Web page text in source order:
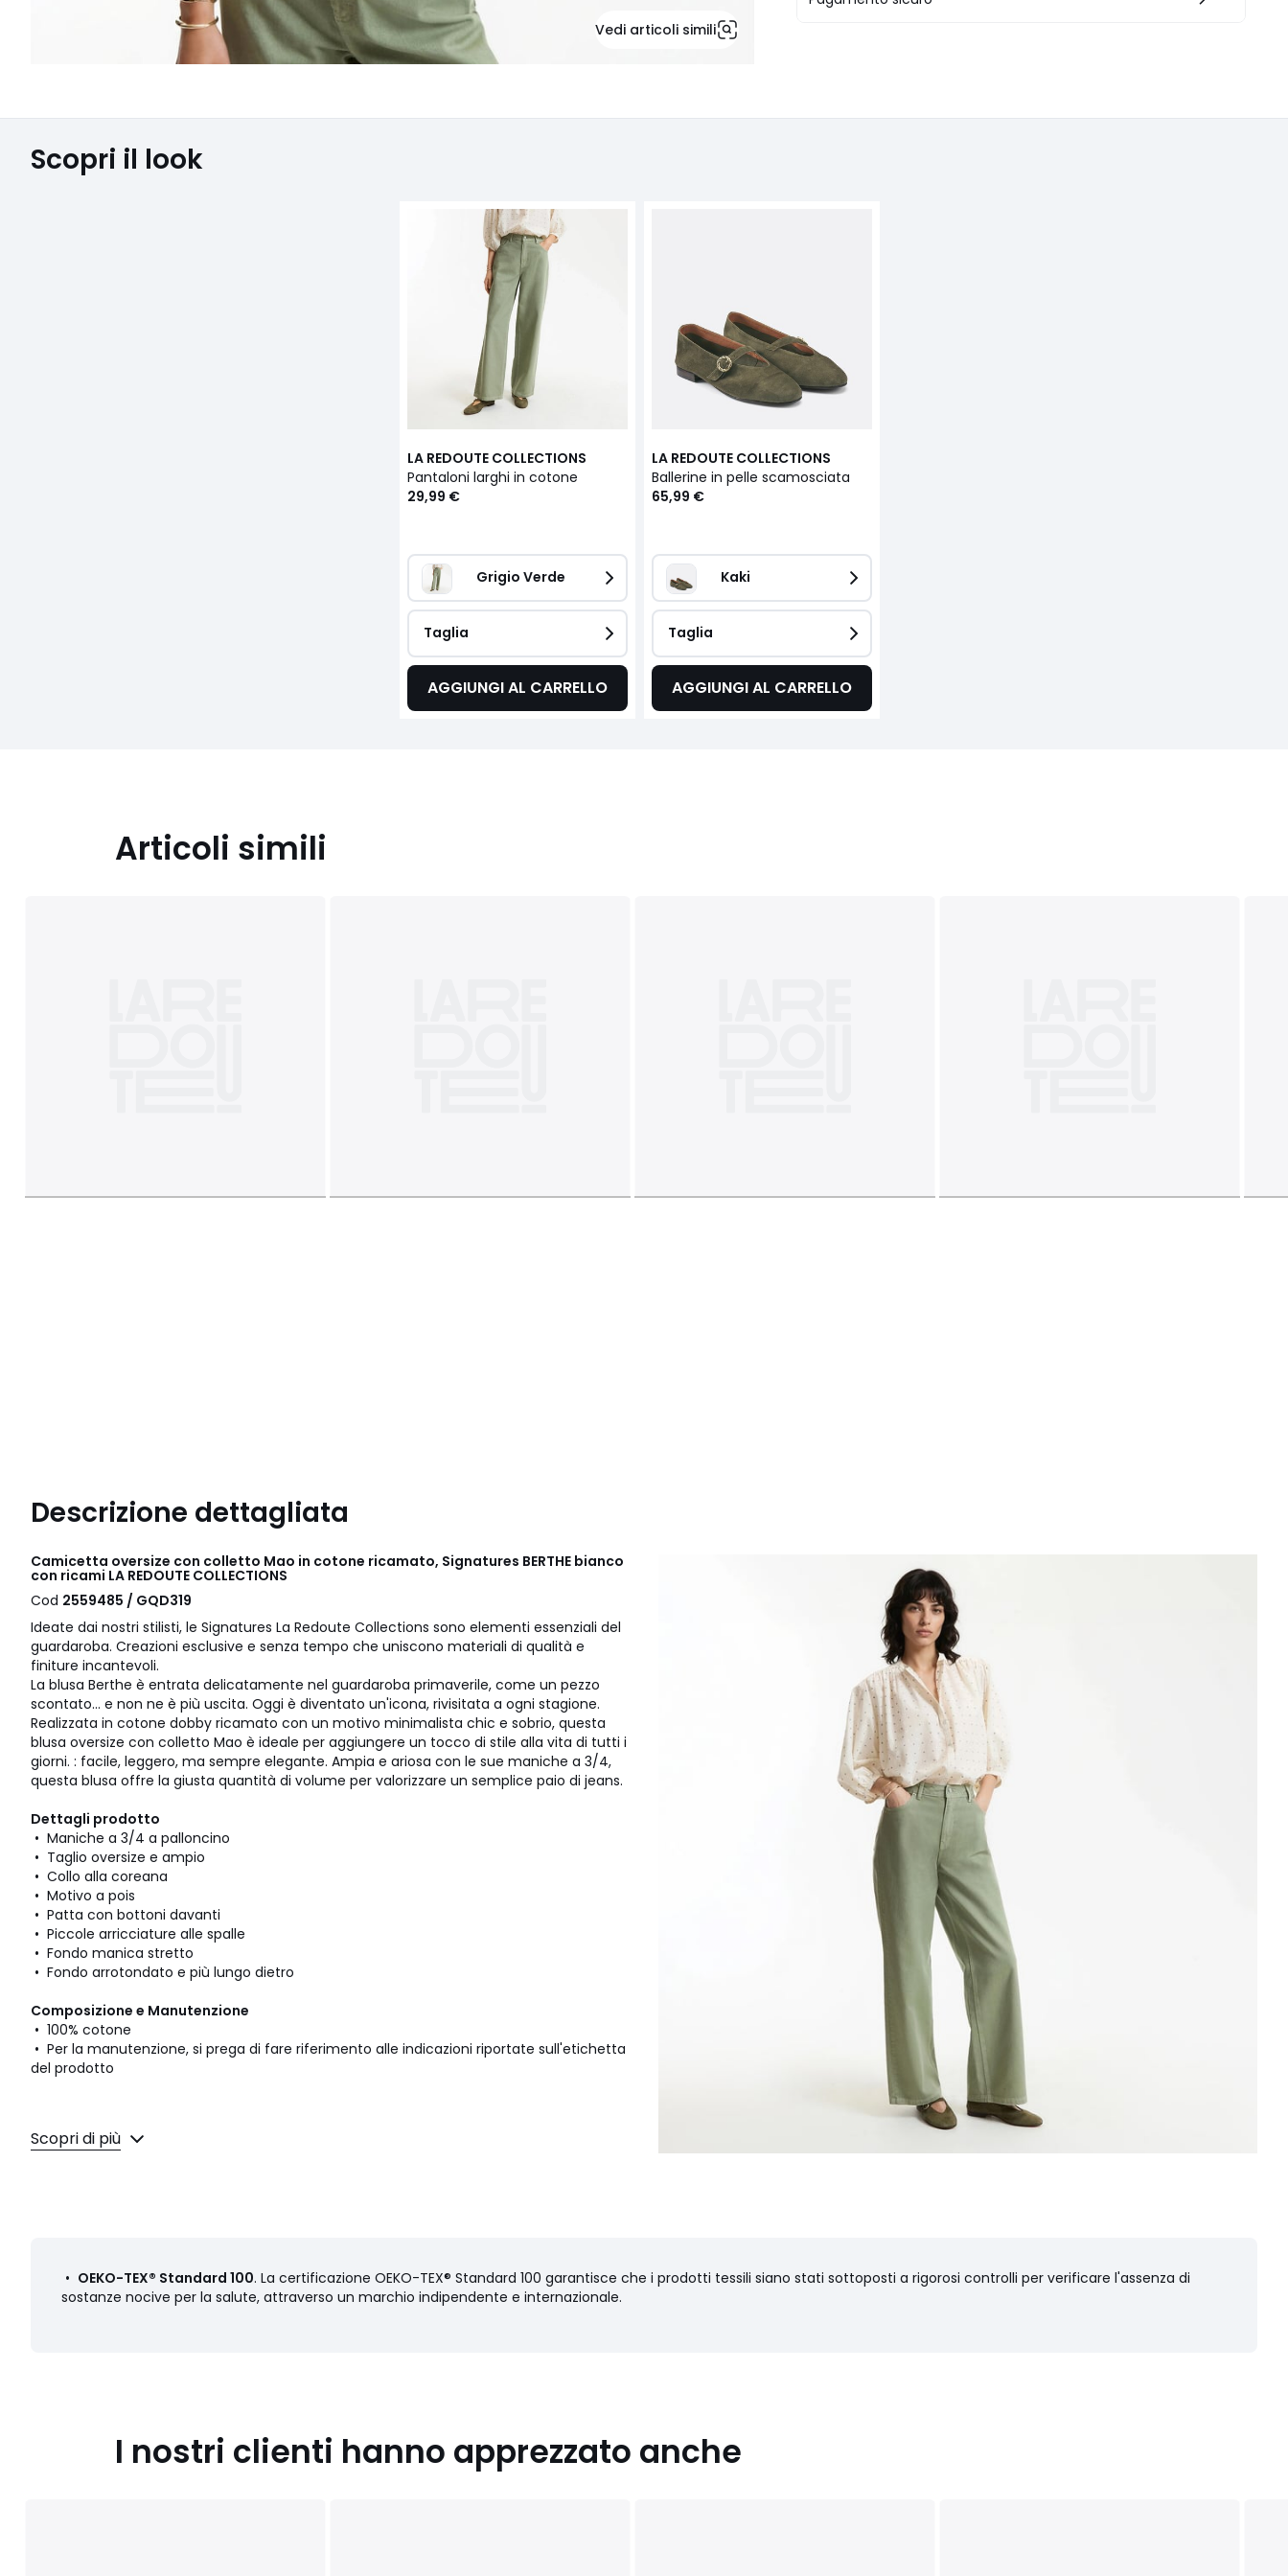
Vedi articoli simili
Scopri il look
LA REDOUTE COLLECTIONS
Pantaloni larghi in cotone
29,99 €
Grigio Verde
Taglia
AGGIUNGI AL CARRELLO
LA REDOUTE COLLECTIONS
Ballerine in pelle scamosciata
65,99 €
Kaki
Taglia
AGGIUNGI AL CARRELLO
Articoli simili
Descrizione dettagliata
Camicetta oversize con colletto Mao in cotone ricamato, Signatures BERTHE bianco
con ricami LA REDOUTE COLLECTIONS
Cod 2559485 / GQD319
Ideate dai nostri stilisti, le Signatures La Redoute Collections sono elementi essenziali del
guardaroba. Creazioni esclusive e senza tempo che uniscono materiali di qualità e
finiture incantevoli.
La blusa Berthe è entrata delicatamente nel guardaroba primaverile, come un pezzo
scontato... e non ne è più uscita. Oggi è diventato un'icona, rivisitata a ogni stagione.
Realizzata in cotone dobby ricamato con un motivo minimalista chic e sobrio, questa
blusa oversize con colletto Mao è ideale per aggiungere un tocco di stile alla vita di tutti i
giorni. : facile, leggero, ma sempre elegante. Ampia e ariosa con le sue maniche a 3/4,
questa blusa offre la giusta quantità di volume per valorizzare un semplice paio di jeans.
Dettagli prodotto
• Maniche a 3/4 a palloncino
• Taglio oversize e ampio
• Collo alla coreana
• Motivo a pois
• Patta con bottoni davanti
• Piccole arricciature alle spalle
• Fondo manica stretto
• Fondo arrotondato e più lungo dietro
Composizione e Manutenzione
• 100% cotone
• Per la manutenzione, si prega di fare riferimento alle indicazioni riportate sull'etichetta
del prodotto
Scheda prodotto relativa alle qualità e caratteristiche ambientali
Scopri di più
• OEKO-TEX® Standard 100. La certificazione OEKO-TEX® Standard 100 garantisce che i prodotti tessili siano stati sottoposti a rigorosi controlli per verificare l'assenza di
sostanze nocive per la salute, attraverso un marchio indipendente e internazionale.
I nostri clienti hanno apprezzato anche